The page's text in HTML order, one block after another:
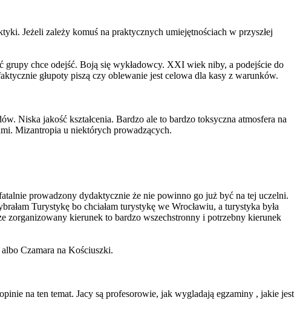
Jeżeli zależy komuś na praktycznych umiejętnościach w przyszłej
chce odejść. Boją się wykładowcy. XXI wiek niby, a podejście do
głupoty piszą czy oblewanie jest celowa dla kasy z warunków.
Niska jakość kształcenia. Bardzo ale to bardzo toksyczna atmosfera na
Mizantropia u niektórych prowadzących.
prowadzony dydaktycznie że nie powinno go już być na tej uczelni.
Turystykę bo chciałam turystykę we Wrocławiu, a turystyka była
zorganizowany kierunek to bardzo wszechstronny i potrzebny kierunek
Czamara na Kościuszki.
na ten temat. Jacy są profesorowie, jak wygladają egzaminy , jakie jest